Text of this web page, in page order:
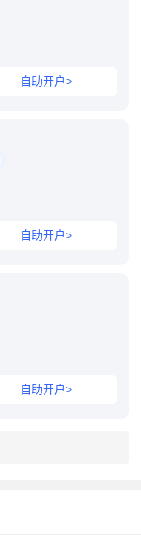
自助开户>
自助开户>
自助开户>